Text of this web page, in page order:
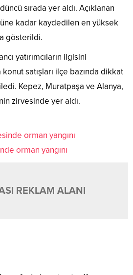
sırada yer aldı. Açıklanan
kadar kaydedilen en yüksek
gösterildi.
yatırımcıların ilgisini
satışları ilçe bazında dikkat
Kepez, Muratpaşa ve Alanya,
zirvesinde yer aldı.
orman yangını
REKLAM ALANI